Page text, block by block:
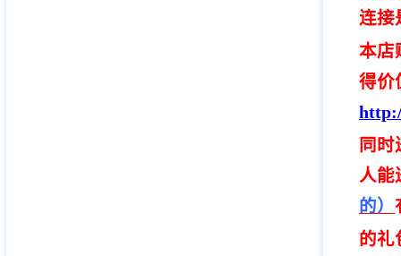
连接
本店
得价
同
人能
的）
的礼